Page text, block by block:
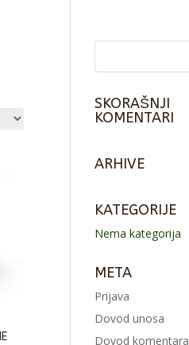
SKORAŠNJI
KOMENTARI
ARHIVE
KATEGORIJE
Nema kategorija
META
Prijava
Dovod unosa
Dovod komentara